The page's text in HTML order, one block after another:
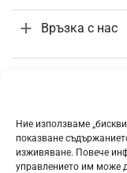
Ние използваме
показване
изживяване. Повече
управлението им може
Връзка с нас
Информация